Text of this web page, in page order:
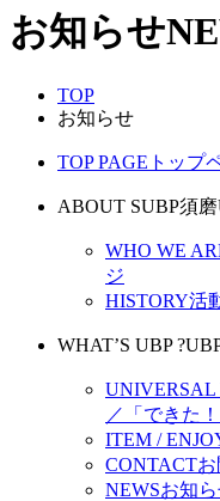
お知らせ
TOP
お知らせ
TOP PAGE トップ
ABOUT SUBP須
WHO WE
ジ
HISTORY活
WHAT’S UBP ?
UNIVERSAL
／「できた
ITEM /
CONTACT
NEWSお知